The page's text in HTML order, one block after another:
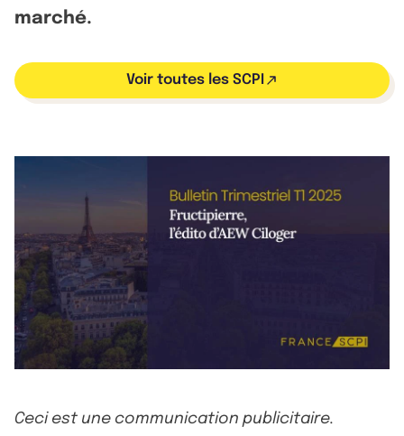
marché.
Voir toutes les SCPI
Ceci est une communication publicitaire.